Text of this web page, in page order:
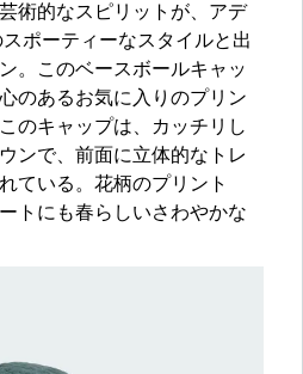
術的なスピリットが、アデ
ポーティーなスタイルと出
。このベースボールキャッ
のあるお気に入りのプリン
のキャップは、カッチリし
ンで、前面に立体的なトレ
ている。花柄のプリント
トにも春らしいさわやかな